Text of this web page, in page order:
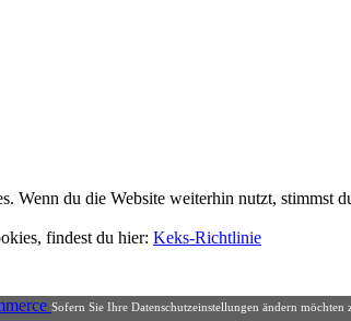
Wenn du die Website weiterhin nutzt, stimmst
findest du hier: Keks-Richtlinie
Sofern Sie Ihre Datenschutzeinstellungen ändern